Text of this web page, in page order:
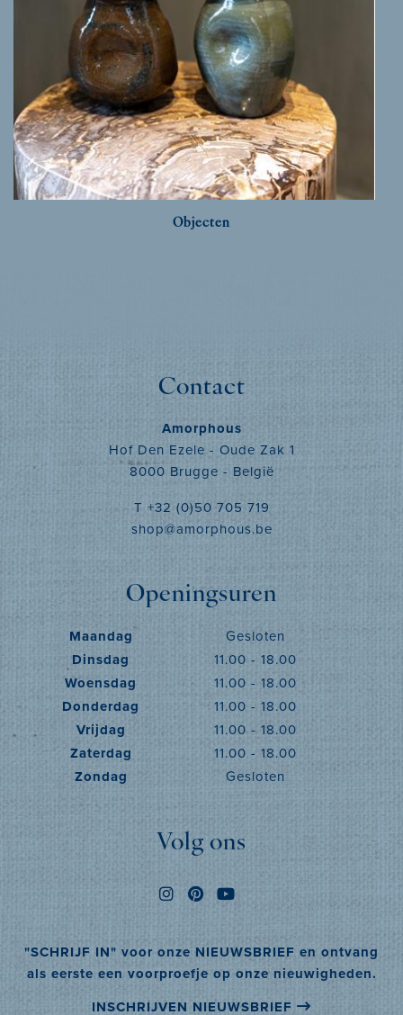
Objecten
Contact
Amorphous
Hof Den Ezele - Oude Zak 1
8000 Brugge - België
T +32 (0)50 705 719
shop@amorphous.be
Openingsuren
Maandag
Gesloten
Dinsdag
11.00 - 18.00
Woensdag
11.00 - 18.00
Donderdag
11.00 - 18.00
Vrijdag
11.00 - 18.00
Zaterdag
11.00 - 18.00
Zondag
Gesloten
Volg ons
"SCHRIJF IN" voor onze NIEUWSBRIEF en ontvang
als eerste een voorproefje op onze nieuwigheden.
INSCHRIJVEN NIEUWSBRIEF